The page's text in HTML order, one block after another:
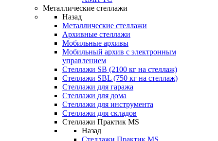
Металлические стеллажи
Назад
Металлические стеллажи
Архивные стеллажи
Мобильные архивы
Мобильный архив с электронным
управлением
Стеллажи SB (2100 кг на стеллаж)
Стеллажи SBL (750 кг на стеллаж)
Стеллажи для гаража
Стеллажи для дома
Стеллажи для инструмента
Стеллажи для складов
Стеллажи Практик MS
Назад
Стеллажи Практик MS